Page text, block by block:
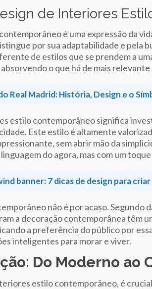
de Interiores
é uma expressão da
por sua adaptabilidade e pela
de estilos que se prendem a
o que há de mais
Real Madrid: História, Design e o
estilo contemporâneo significa
Este estilo é altamente
sem abrir mão da
do agora, mas com um
banner: 7 dicas de design para
não é por acaso. Segundo
a decoração contemporânea têm
a preferência do público por
inteligentes para morar e viver.
Do Moderno ao
estilo contemporâneo, é